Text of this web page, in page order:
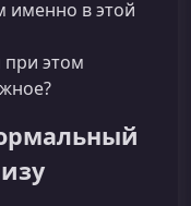
именно в этой
при этом